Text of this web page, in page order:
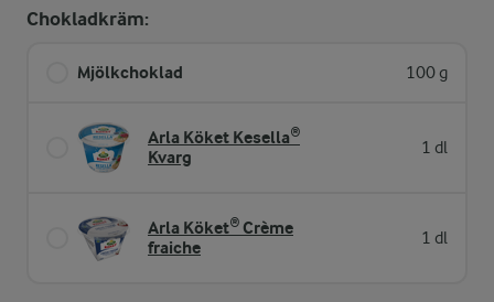
Chokladkräm:
Mjölkchoklad 100 g
Arla Köket Kesella®
Kvarg
1 dl
Arla Köket® Crème
fraiche
1 dl